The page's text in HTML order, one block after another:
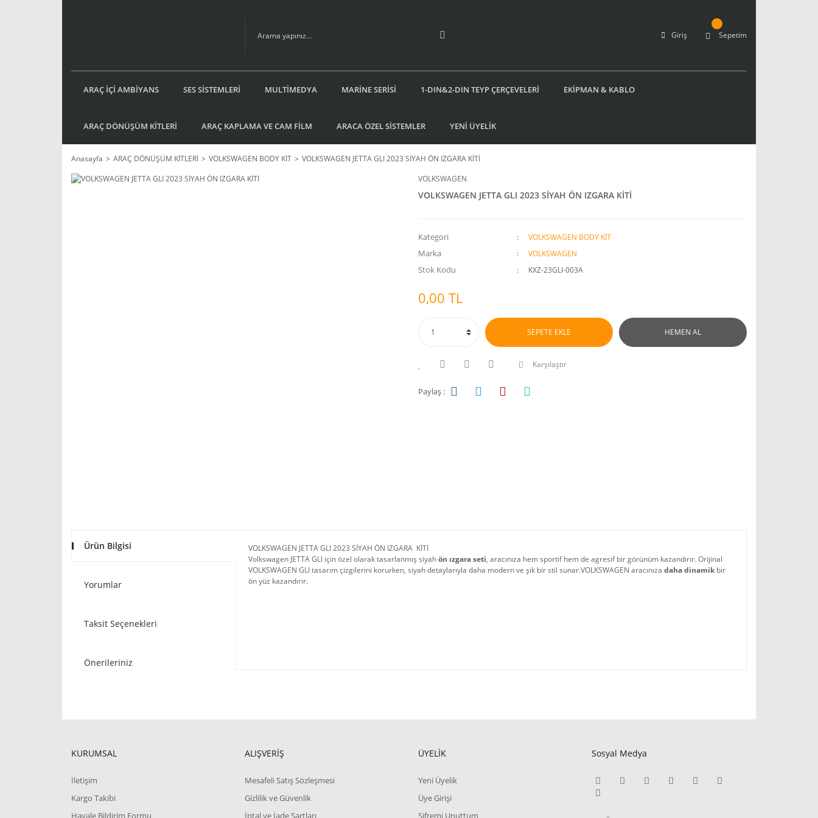
Giriş Sepetim
ARAÇ İÇİ AMBİYANS SES SİSTEMLERİ MULTİMEDYA MARİNE SERİSİ 1-DIN&2-DIN TEYP ÇERÇEVELERİ EKİPMAN & KABLO
ARAÇ DÖNÜŞÜM KİTLERİ ARAÇ KAPLAMA VE CAM FİLM ARACA ÖZEL SİSTEMLER YENİ ÜYELİK
Anasayfa ARAÇ DÖNÜŞÜM KİTLERİ VOLKSWAGEN BODY KİT
VOLKSWAGEN JETTA GLI 2023 SİYAH ÖN IZGARA KİTİ
VOLKSWAGEN
VOLKSWAGEN JETTA GLI 2023 SİYAH ÖN IZGARA KİTİ
Kategori VOLKSWAGEN BODY KİT
Marka VOLKSWAGEN
Stok Kodu KXZ-23GLI-003A
0,00 TL
SEPETE EKLE HEMEN AL
Karşılaştır
Paylaş :
Ürün Bilgisi
Yorumlar
Taksit Seçenekleri
Önerileriniz
VOLKSWAGEN JETTA GLI 2023 SİYAH ÖN IZGARA KİTİ
Volkswagen JETTA GLI için özel olarak tasarlanmış siyahön ızgara seti, aracınıza hem sportif hem de agresif bir görünüm kazandırır. Orijinal
VOLKSWAGEN GLI tasarım çizgilerini korurken, siyah detaylarıyla daha modern ve şık bir stil sunar.VOLKSWAGEN aracınıza daha dinamik bir
ön yüz kazandırır.
KURUMSAL
İletişim
Kargo Takibi
Havale Bildirim Formu
ALIŞVERİŞ
Mesafeli Satış Sözleşmesi
Gizlilik ve Güvenlik
İptal ve İade Şartları
ÜYELİK
Yeni Üyelik
Üye Girişi
Şifremi Unuttum
Sosyal Medya